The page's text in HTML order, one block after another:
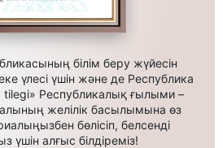
білім беру жүйесін
үлесі үшін және де Республика
tilegi» Республикалық ғылыми –
желілік басылымына өз
бөлісіп, белсенді
үшін алғыс білдіреміз!